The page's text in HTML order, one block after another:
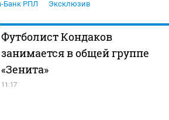
Банк РПЛ Эксклюзив
Футболист Кондаков
занимается в общей группе
«Зенита»
11:17